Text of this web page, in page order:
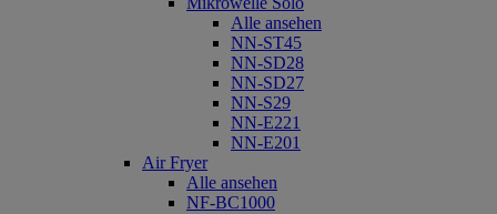
Alle ansehen
NN-ST45
NN-SD28
NN-SD27
NN-S29
NN-E221
NN-E201
Air Fryer
Alle ansehen
NF-BC1000